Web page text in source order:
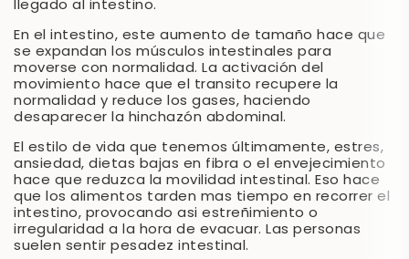
llegado al intestino.
En el intestino, este aumento de tamaño hace que
se expandan los músculos intestinales para
moverse con normalidad. La activación del
movimiento hace que el transito recupere la
normalidad y reduce los gases, haciendo
desaparecer la hinchazón abdominal.
El estilo de vida que tenemos últimamente, estres,
ansiedad, dietas bajas en fibra o el envejecimiento
hace que reduzca la movilidad intestinal. Eso hace
que los alimentos tarden mas tiempo en recorrer el
intestino, provocando asi estreñimiento o
irregularidad a la hora de evacuar. Las personas
suelen sentir pesadez intestinal.